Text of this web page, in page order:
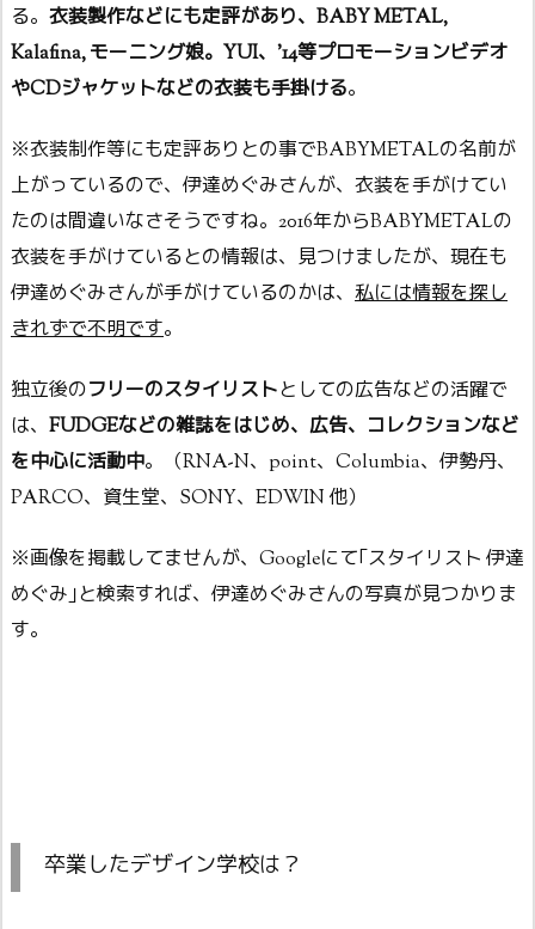
る。 衣装製作などにも定評があり、BABY METAL,
Kalafina, モーニング娘。YUI、’14等プロモーションビデオ
やCDジャケットなどの衣装も手掛ける。
※衣装制作等にも定評ありとの事でBABYMETALの名前が
上がっているので、伊達めぐみさんが、衣装を手がけてい
たのは間違いなさそうですね。2016年からBABYMETALの
衣装を手がけているとの情報は、見つけましたが、現在も
伊達めぐみさんが手がけているのかは、 私には情報を探し
きれずで不明です。
独立後のフリーのスタイリストとしての広告などの活躍で
は、 FUDGEなどの雑誌をはじめ、広告、コレクションなど
を中心に活動中。（RNA-N、point、Columbia、伊勢丹、
PARCO、資生堂、SONY、EDWIN 他）
※画像を掲載してませんが、Googleにて｢スタイリスト 伊達
めぐみ｣と検索すれば、伊達めぐみさんの写真が見つかりま
す。
卒業したデザイン学校は？